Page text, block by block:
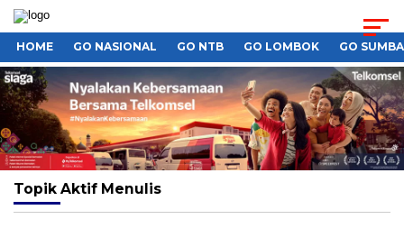
HOME GO NASIONAL GO NTB GO LOMBOK GO
Topik Aktif Menulis